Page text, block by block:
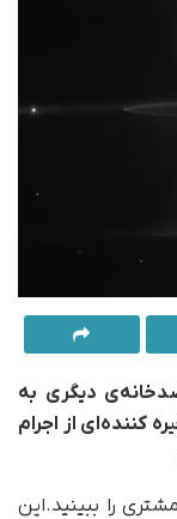
دیگری به
کننده‌ای از اجرام
را ببینید.این